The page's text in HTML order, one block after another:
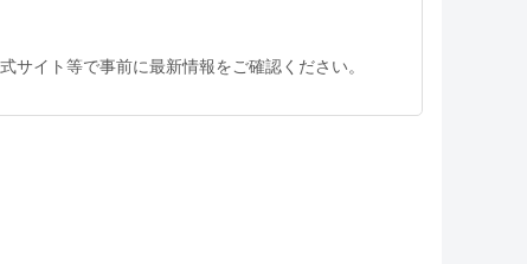
イト等で事前に最新情報をご確認ください。